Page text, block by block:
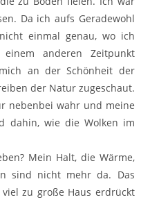
Da ich aufs Geradewohl
einmal genau, wo ich
anderen Zeitpunkt
an der Schönheit der
der Natur zugeschaut.
nebenbei wahr und meine
dahin, wie die Wolken im
Mein Halt, die Wärme,
sind nicht mehr da. Das
zu große Haus erdrückt